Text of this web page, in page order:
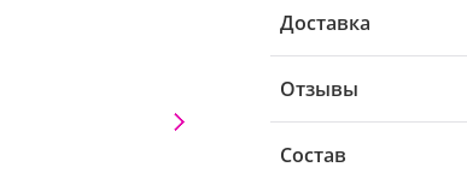
Доставка
Отзывы
Состав